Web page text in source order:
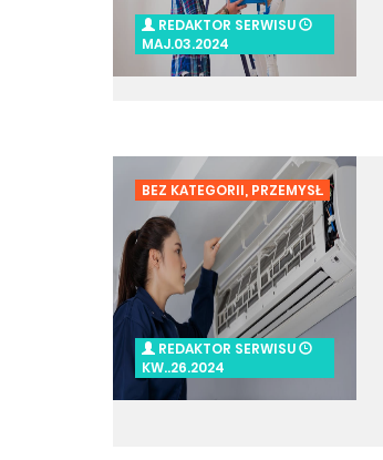
REDAKTOR SERWISU
MAJ.03.2024
BEZ KATEGORII, PRZEMYSŁ
REDAKTOR SERWISU
KW..26.2024